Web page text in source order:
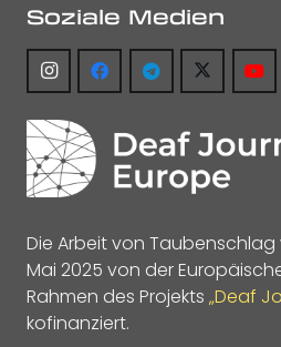
Soziale Medien
Die Arbeit von Taubenschlag
Mai 2025 von der
Rahmen des Projekts „Deaf
kofinanziert.